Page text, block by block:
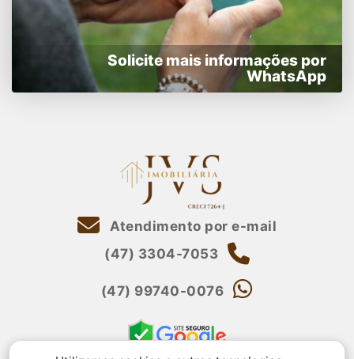
Solicite mais informações por
WhatsApp
Atendimento por e-mail
(47) 3304-7053
(47) 99740-0076